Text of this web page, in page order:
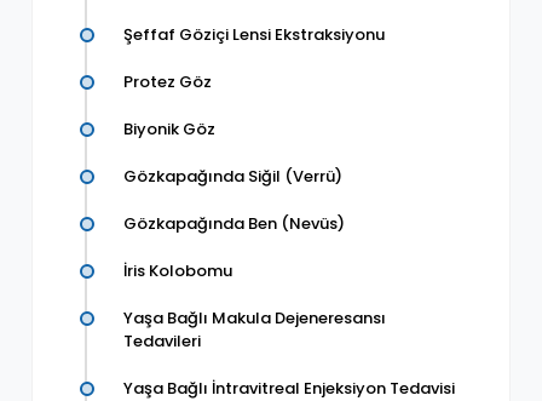
Şeffaf Göziçi Lensi Ekstraksiyonu
Protez Göz
Biyonik Göz
Gözkapağında Siğil (Verrü)
Gözkapağında Ben (Nevüs)
İris Kolobomu
Yaşa Bağlı Makula Dejeneresansı
Tedavileri
Yaşa Bağlı İntravitreal Enjeksiyon Tedavisi